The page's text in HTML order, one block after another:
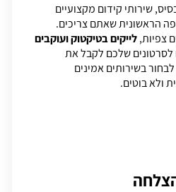
שירותי קידום מקצועיים
הראשונית שאתם צריכים.
צפיות,לייקים בטיקטוקועוקבים
לסרטונים שלכם לקבל את
בשירותים אמינים
ולא בוטים.